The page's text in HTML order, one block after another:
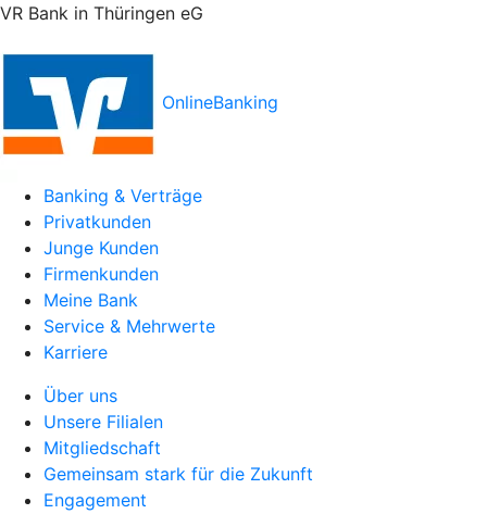
VR Bank in Thüringen eG
OnlineBanking
Banking & Verträge
Privatkunden
Junge Kunden
Firmenkunden
Meine Bank
Service & Mehrwerte
Karriere
Über uns
Unsere Filialen
Mitgliedschaft
Gemeinsam stark für die Zukunft
Engagement